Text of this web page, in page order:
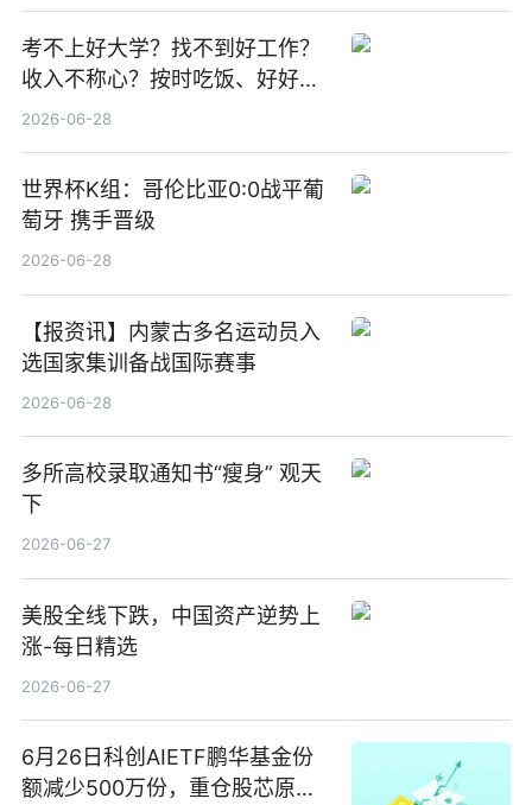
考不上好大学？找不到好工作？
收入不称心？按时吃饭、好好睡
觉
2026-06-28
世界杯K组：哥伦比亚0:0战平葡
萄牙 携手晋级
2026-06-28
【报资讯】内蒙古多名运动员入
选国家集训备战国际赛事
2026-06-28
多所高校录取通知书“瘦身” 观天
下
2026-06-27
美股全线下跌，中国资产逆势上
涨-每日精选
2026-06-27
6月26日科创AIETF鹏华基金份
额减少500万份，重仓股芯原股